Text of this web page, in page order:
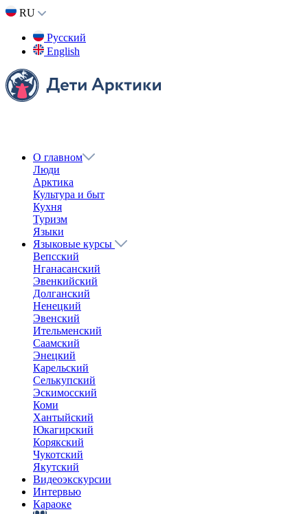
RU
Русский
English
О главном
Люди
Арктика
Культура и быт
Кухня
Туризм
Языки
Языковые курсы
Вепсский
Нганасанский
Эвенкийский
Долганский
Ненецкий
Эвенский
Ительменский
Саамский
Энецкий
Карельский
Селькупский
Эскимосский
Коми
Хантыйский
Юкагирский
Корякский
Чукотский
Якутский
Видеоэкскурсии
Интервью
Караоке